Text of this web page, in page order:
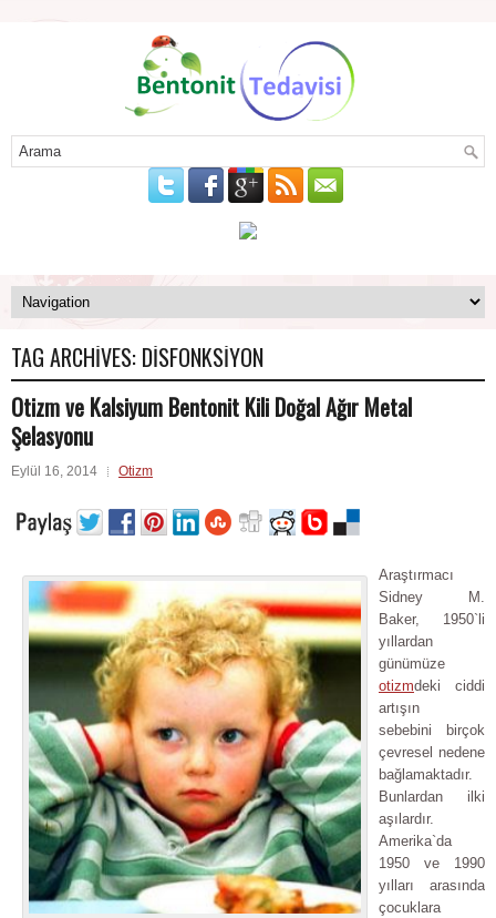
TAG ARCHIVES: DISFONKSIYON
Otizm ve Kalsiyum Bentonit Kili Doğal Ağır Metal
Şelasyonu
Eylül 16, 2014 Otizm
Araştırmacı
Sidney M.
Baker, 1950`li
yıllardan
günümüze
otizmdeki ciddi
artışın
sebebini birçok
çevresel nedene
bağlamaktadır.
Bunlardan ilki
aşılardır.
Amerika`da
1950 ve 1990
yılları arasında
çocuklara